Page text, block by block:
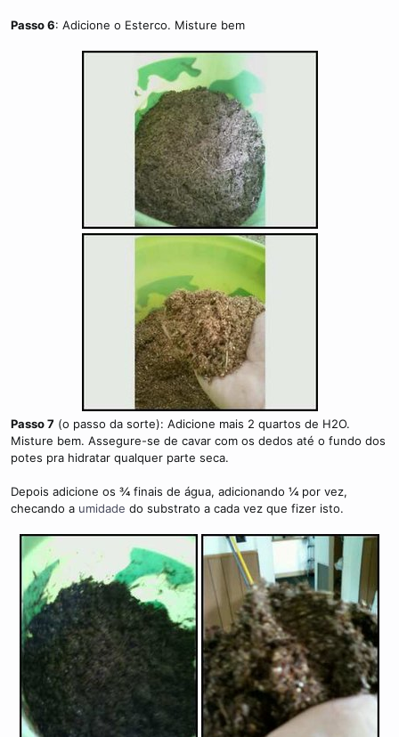
Passo 6: Adicione o Esterco. Misture bem
Passo 7 (o passo da sorte): Adicione mais 2 quartos de H2O.
Misture bem. Assegure-se de cavar com os dedos até o fundo dos
potes pra hidratar qualquer parte seca.
Depois adicione os ¾ finais de água, adicionando ¼ por vez,
checando a umidade do substrato a cada vez que fizer isto.